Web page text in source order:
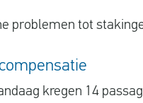
problemen tot
kregen 14